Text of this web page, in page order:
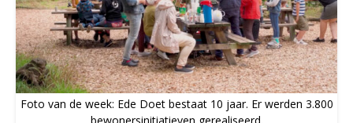
Foto van de week: Ede Doet bestaat 10 jaar. Er werden 3.800